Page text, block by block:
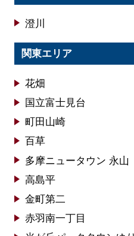
澄川
関東エリア
花畑
国立富士見台
町田山崎
百草
多摩ニュータウン 永山
高島平
金町第二
赤羽南一丁目